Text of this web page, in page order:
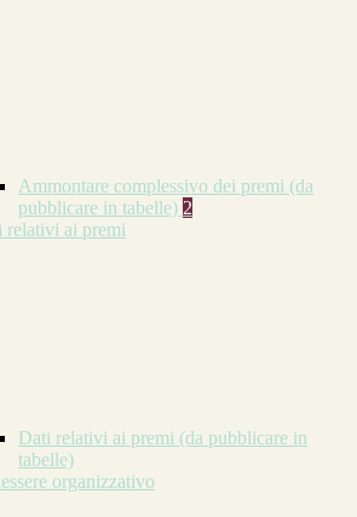
Ammontare complessivo dei premi (da
pubblicare in tabelle) 2
relativi ai premi
Dati relativi ai premi (da pubblicare in
tabelle)
organizzativo